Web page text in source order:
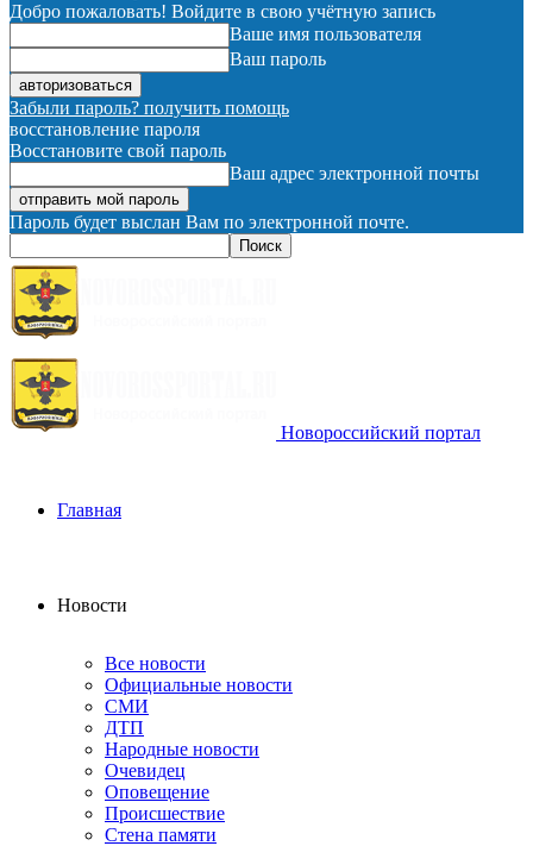
Добро пожаловать! Войдите в свою учётную запись
Ваше имя пользователя
Ваш пароль
Забыли пароль? получить помощь
восстановление пароля
Восстановите свой пароль
Ваш адрес электронной почты
Пароль будет выслан Вам по электронной почте.
Новороссийский портал
Главная
Новости
Все новости
Официальные новости
СМИ
ДТП
Народные новости
Очевидец
Оповещение
Происшествие
Стена памяти